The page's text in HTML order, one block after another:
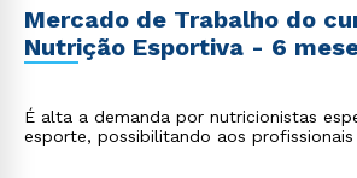
Mercado de Trabalho do
Nutrição Esportiva - 6
É alta a demanda por nutricionistas
esporte, possibilitando aos